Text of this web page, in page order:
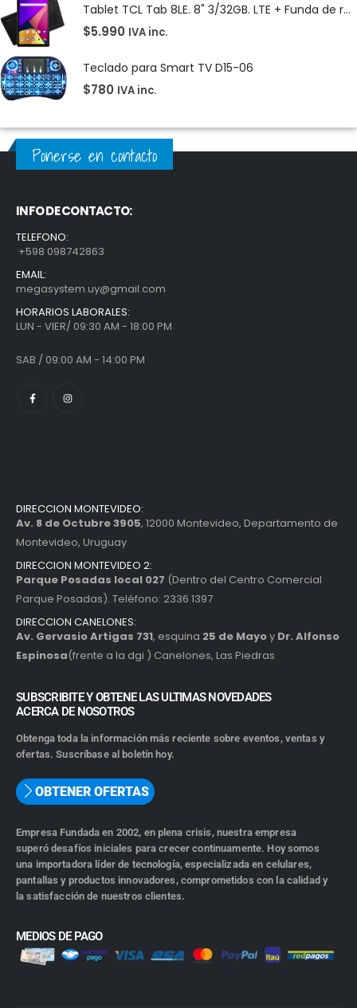
Tablet TCL Tab 8LE. 8" 3/32GB. LTE + Funda de regalo!
$5.990 IVA inc.
Teclado para Smart TV D15-06
$780 IVA inc.
Ponerse en contacto
INFO DE CONTACTO:
TELEFONO:
+598 098742863
EMAIL:
megasystem.uy@gmail.com
HORARIOS LABORALES:
LUN - VIER/ 09:30 AM - 18:00 PM
SAB / 09:00 AM - 14:00 PM
DIRECCION MONTEVIDEO:
Av. 8 de Octubre 3905, 12000 Montevideo, Departamento de
Montevideo, Uruguay
DIRECCION MONTEVIDEO 2:
Parque Posadas local 027 (Dentro del Centro Comercial
Parque Posadas). Teléfono: 2336 1397
DIRECCION CANELONES:
Av. Gervasio Artigas 731, esquina 25 de Mayoy Dr. Alfonso
Espinosa(frente a la dgi ) Canelones, Las Piedras
SUBSCRIBITE Y OBTENE LAS ULTIMAS NOVEDADES
ACERCA DE NOSOTROS
Obtenga toda la información más reciente sobre eventos, ventas y
ofertas. Suscríbase al boletín hoy.
OBTENER OFERTAS
Empresa Fundada en 2002, en plena crisis, nuestra empresa
superó desafíos iniciales para crecer continuamente. Hoy somos
una importadora líder de tecnología, especializada en celulares,
pantallas y productos innovadores, comprometidos con la calidad y
la satisfacción de nuestros clientes.
MEDIOS DE PAGO